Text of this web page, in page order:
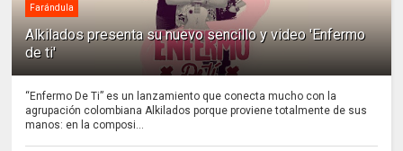
Farándula
Alkilados presenta su nuevo sencillo y video 'Enfermo
de ti'
“Enfermo De Ti” es un lanzamiento que conecta mucho con la
agrupación colombiana Alkilados porque proviene totalmente de sus
manos: en la composi...